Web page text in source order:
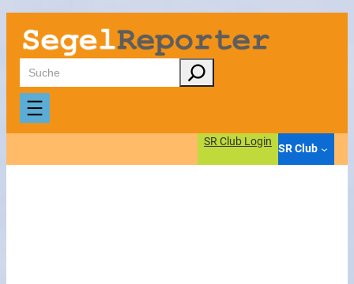
Zum
Inhalt
springen
Suchen
SR Club Login
SR Club